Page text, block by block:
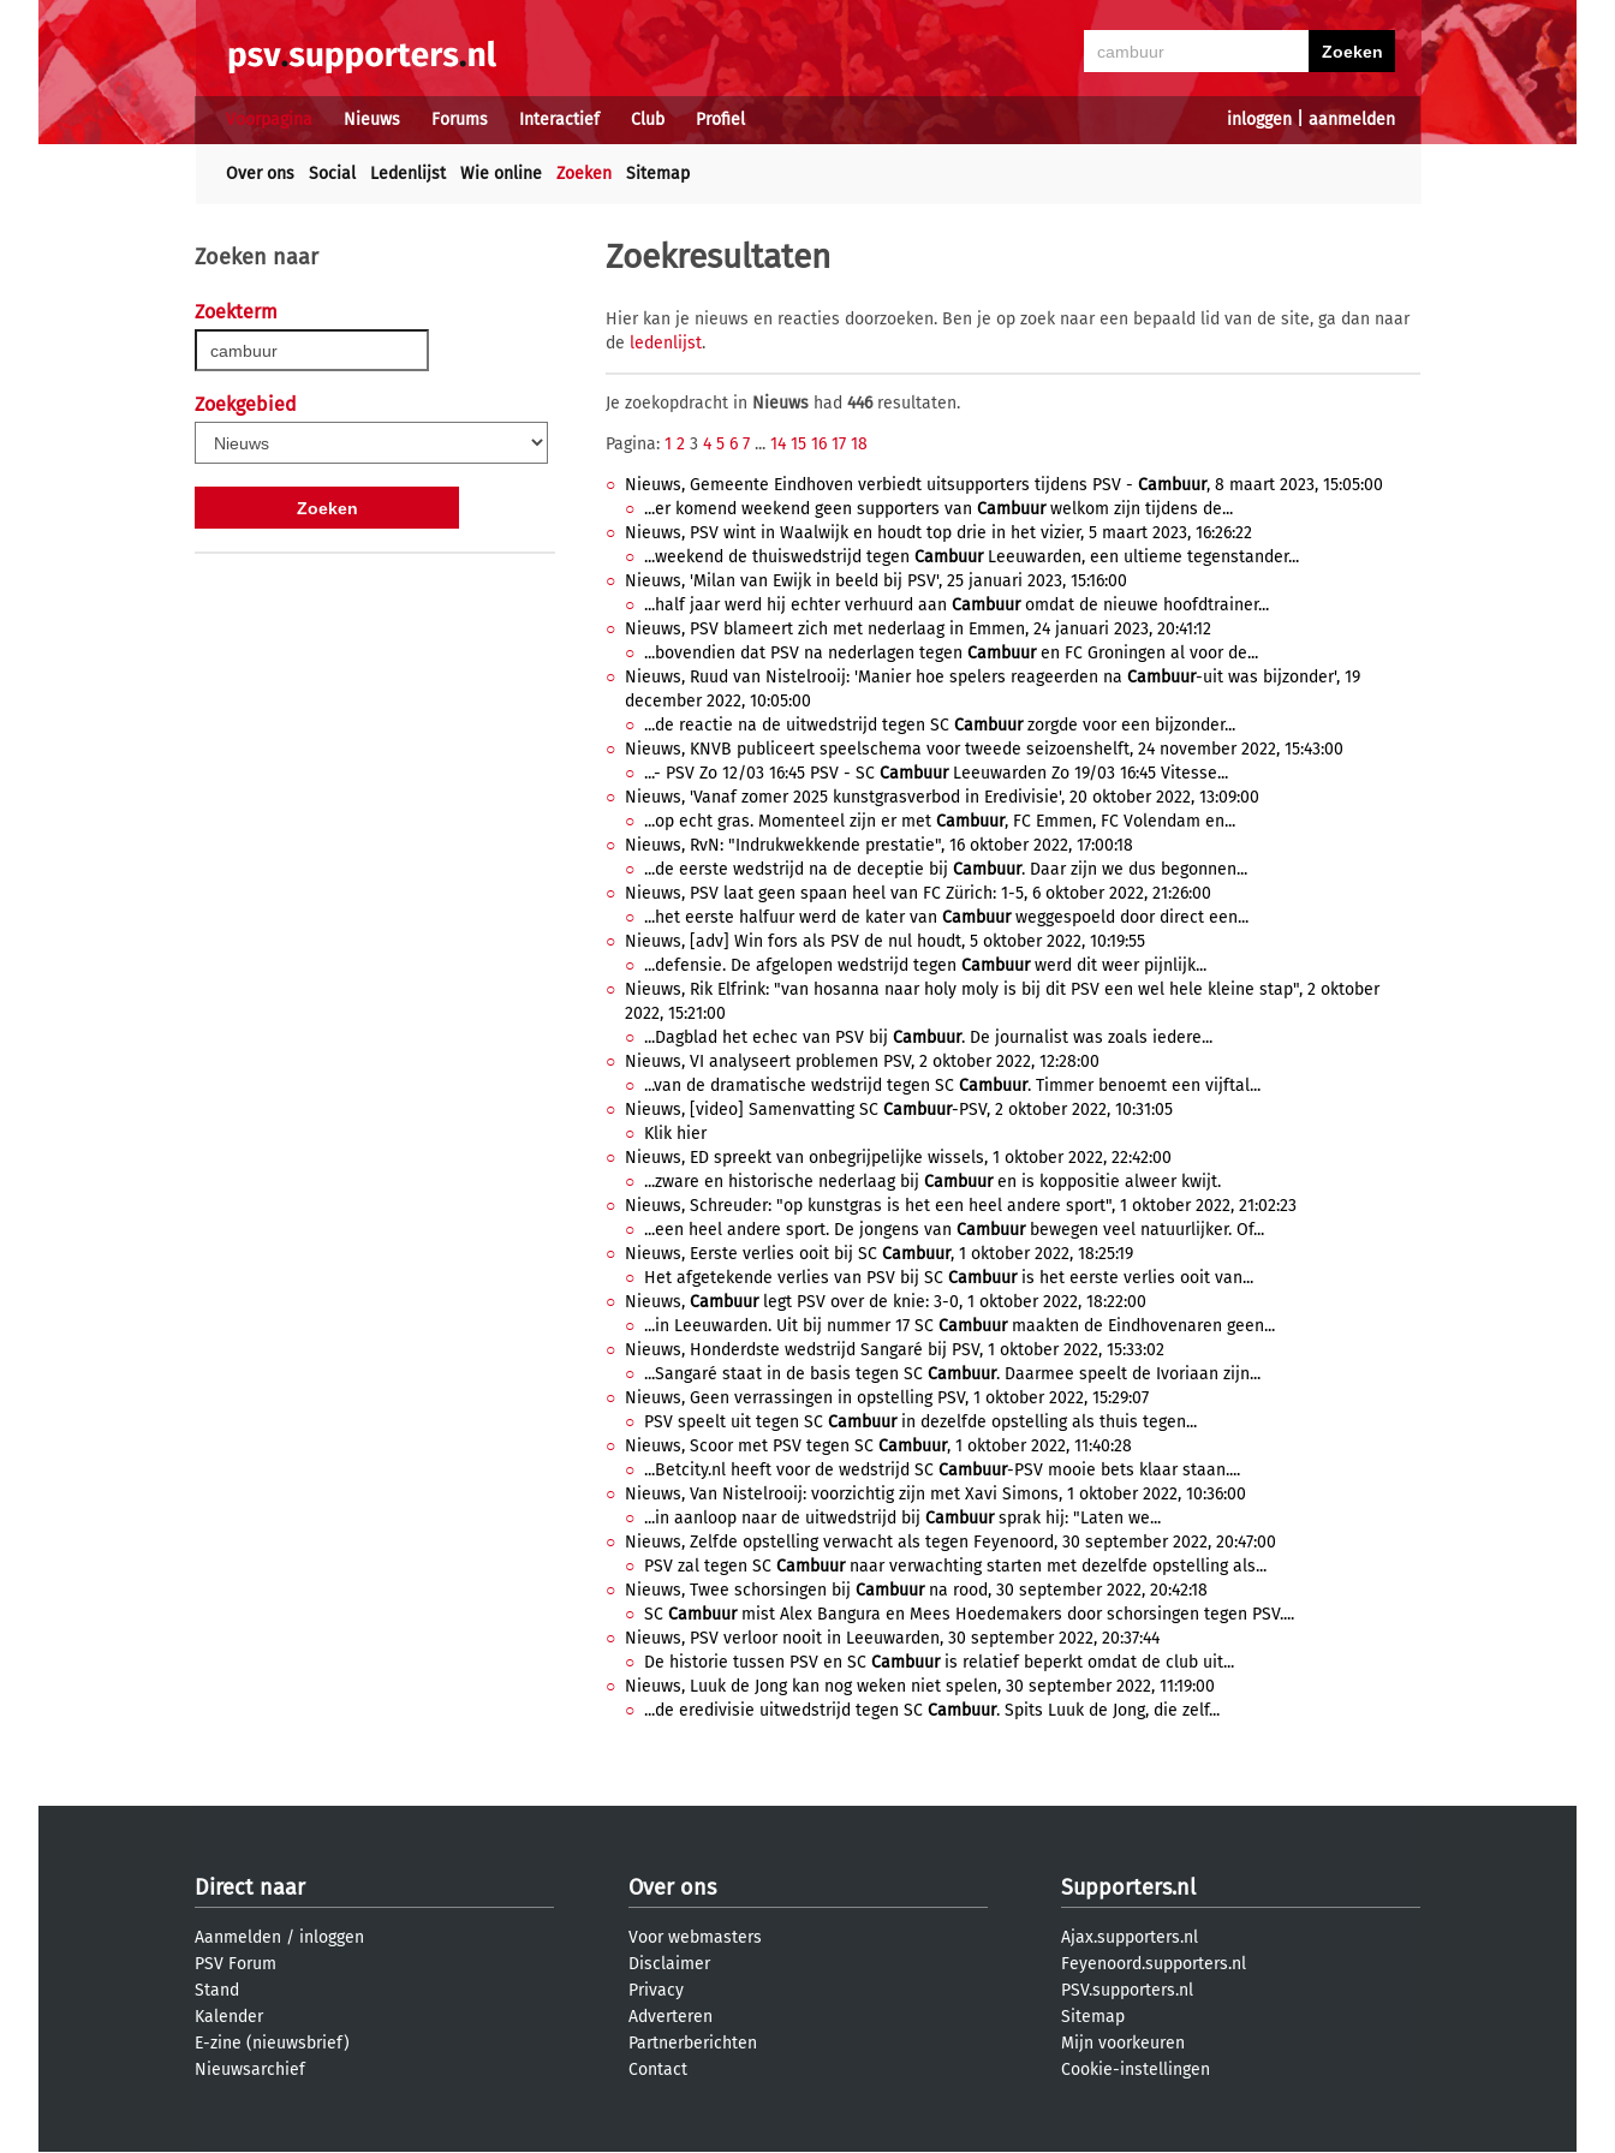
inloggen| aanmelden
Voorpagina Nieuws Forums Interactief Club Profiel
Over ons Social Ledenlijst Wie online Zoeken Sitemap
Zoeken naar
Zoekterm
Zoekgebied
Zoekresultaten
Hier kan je nieuws en reacties doorzoeken. Ben je op zoek naar een bepaald lid van de site, ga dan naar
de ledenlijst.
Je zoekopdracht in Nieuws had 446resultaten.
Pagina: 1 2 3 4 5 6 7 ... 14 15 16 17 18
Nieuws, Gemeente Eindhoven verbiedt uitsupporters tijdens PSV - Cambuur, 8 maart 2023, 15:05:00
...er komend weekend geen supporters van Cambuurwelkom zijn tijdens de...
Nieuws, PSV wint in Waalwijk en houdt top drie in het vizier, 5 maart 2023, 16:26:22
...weekend de thuiswedstrijd tegen CambuurLeeuwarden, een ultieme tegenstander...
Nieuws, 'Milan van Ewijk in beeld bij PSV', 25 januari 2023, 15:16:00
...half jaar werd hij echter verhuurd aan Cambuuromdat de nieuwe hoofdtrainer...
Nieuws, PSV blameert zich met nederlaag in Emmen, 24 januari 2023, 20:41:12
...bovendien dat PSV na nederlagen tegen Cambuuren FC Groningen al voor de...
Nieuws, Ruud van Nistelrooij: 'Manier hoe spelers reageerden na Cambuur-uit was bijzonder', 19
december 2022, 10:05:00
...de reactie na de uitwedstrijd tegen SC Cambuurzorgde voor een bijzonder...
Nieuws, KNVB publiceert speelschema voor tweede seizoenshelft, 24 november 2022, 15:43:00
...- PSV Zo 12/03 16:45 PSV - SC CambuurLeeuwarden Zo 19/03 16:45 Vitesse...
Nieuws, 'Vanaf zomer 2025 kunstgrasverbod in Eredivisie', 20 oktober 2022, 13:09:00
...op echt gras. Momenteel zijn er met Cambuur, FC Emmen, FC Volendam en...
Nieuws, RvN: "Indrukwekkende prestatie", 16 oktober 2022, 17:00:18
...de eerste wedstrijd na de deceptie bij Cambuur. Daar zijn we dus begonnen...
Nieuws, PSV laat geen spaan heel van FC Zürich: 1-5, 6 oktober 2022, 21:26:00
...het eerste halfuur werd de kater van Cambuurweggespoeld door direct een...
Nieuws, [adv] Win fors als PSV de nul houdt, 5 oktober 2022, 10:19:55
...defensie. De afgelopen wedstrijd tegen Cambuurwerd dit weer pijnlijk...
Nieuws, Rik Elfrink: "van hosanna naar holy moly is bij dit PSV een wel hele kleine stap", 2 oktober
2022, 15:21:00
...Dagblad het echec van PSV bij Cambuur. De journalist was zoals iedere...
Nieuws, VI analyseert problemen PSV, 2 oktober 2022, 12:28:00
...van de dramatische wedstrijd tegen SC Cambuur. Timmer benoemt een vijftal...
Nieuws, [video] Samenvatting SC Cambuur-PSV, 2 oktober 2022, 10:31:05
Klik hier
Nieuws, ED spreekt van onbegrijpelijke wissels, 1 oktober 2022, 22:42:00
...zware en historische nederlaag bij Cambuuren is koppositie alweer kwijt.
Nieuws, Schreuder: "op kunstgras is het een heel andere sport", 1 oktober 2022, 21:02:23
...een heel andere sport. De jongens van Cambuurbewegen veel natuurlijker. Of...
Nieuws, Eerste verlies ooit bij SC Cambuur, 1 oktober 2022, 18:25:19
Het afgetekende verlies van PSV bij SC Cambuuris het eerste verlies ooit van...
Nieuws, Cambuurlegt PSV over de knie: 3-0, 1 oktober 2022, 18:22:00
...in Leeuwarden. Uit bij nummer 17 SC Cambuurmaakten de Eindhovenaren geen...
Nieuws, Honderdste wedstrijd Sangaré bij PSV, 1 oktober 2022, 15:33:02
...Sangaré staat in de basis tegen SC Cambuur. Daarmee speelt de Ivoriaan zijn...
Nieuws, Geen verrassingen in opstelling PSV, 1 oktober 2022, 15:29:07
PSV speelt uit tegen SC Cambuurin dezelfde opstelling als thuis tegen...
Nieuws, Scoor met PSV tegen SC Cambuur, 1 oktober 2022, 11:40:28
...Betcity.nl heeft voor de wedstrijd SC Cambuur-PSV mooie bets klaar staan....
Nieuws, Van Nistelrooij: voorzichtig zijn met Xavi Simons, 1 oktober 2022, 10:36:00
...in aanloop naar de uitwedstrijd bij Cambuursprak hij: "Laten we...
Nieuws, Zelfde opstelling verwacht als tegen Feyenoord, 30 september 2022, 20:47:00
PSV zal tegen SC Cambuurnaar verwachting starten met dezelfde opstelling als...
Nieuws, Twee schorsingen bij Cambuurna rood, 30 september 2022, 20:42:18
SC Cambuurmist Alex Bangura en Mees Hoedemakers door schorsingen tegen PSV....
Nieuws, PSV verloor nooit in Leeuwarden, 30 september 2022, 20:37:44
De historie tussen PSV en SC Cambuuris relatief beperkt omdat de club uit...
Nieuws, Luuk de Jong kan nog weken niet spelen, 30 september 2022, 11:19:00
...de eredivisie uitwedstrijd tegen SC Cambuur. Spits Luuk de Jong, die zelf...
Direct naar
Aanmelden / inloggen
PSV Forum
Stand
Kalender
E-zine (nieuwsbrief)
Nieuwsarchief
Over ons
Voor webmasters
Disclaimer
Privacy
Adverteren
Partnerberichten
Contact
Supporters.nl
Ajax.supporters.nl
Feyenoord.supporters.nl
PSV.supporters.nl
Sitemap
Mijn voorkeuren
Cookie-instellingen